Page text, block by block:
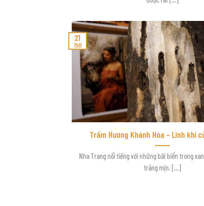
Trầm Hương Khánh Hòa – Linh khí
Nha Trang nổi tiếng với những bãi biển trong
trắng mịn. [...]
21
Th11